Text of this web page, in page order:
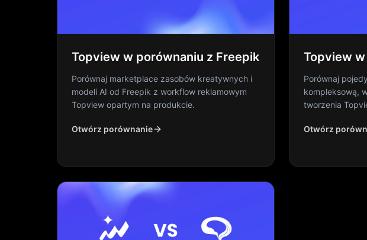
Topview w porównaniu z Freepik
Porównaj marketplace zasobów kreatywnych i
modeli AI od Freepik z workflow reklamowym
Topview opartym na produkcie.
Otwórz porównanie
Topview
Porównaj
kompleksową,
tworzenia
Otwórz